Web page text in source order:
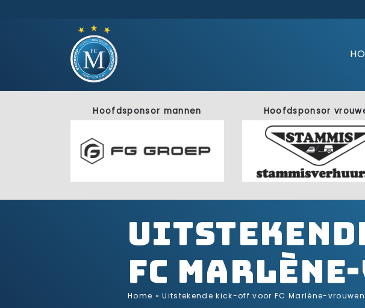
Hoofdsponsor mannen Hoofdsponsor
FC
Home »Uitstekende kick-off voor FC Marlène-vrouwen